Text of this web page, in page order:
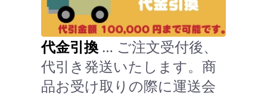
代金引換 … ご注文受付後、
代引き発送いたします。商
品お受け取りの際に運送会